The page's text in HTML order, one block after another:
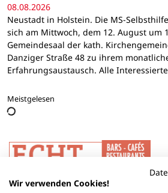
08.08.2026
Neustadt in Holstein. Die MS-
sich am Mittwoch, dem 12. August um
Gemeindesaal der kath.
Danziger Straße 48 zu ihrem
Erfahrungsaustausch. Alle
Meistgelesen
Wir verwenden Cookies!